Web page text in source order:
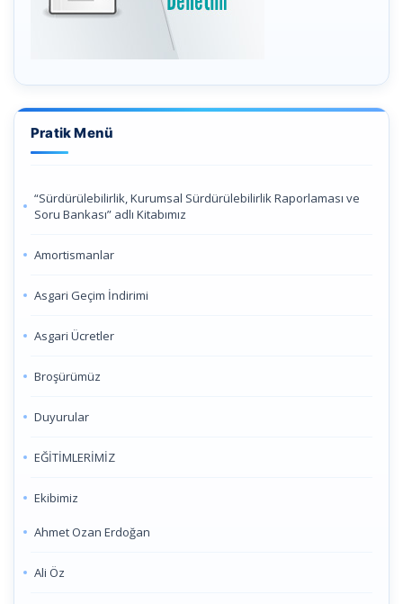
Pratik Menü
“Sürdürülebilirlik, Kurumsal Sürdürülebilirlik Raporlaması ve
Soru Bankası” adlı Kitabımız
Amortismanlar
Asgari Geçim İndirimi
Asgari Ücretler
Broşürümüz
Duyurular
EĞİTİMLERİMİZ
Ekibimiz
Ahmet Ozan Erdoğan
Ali Öz